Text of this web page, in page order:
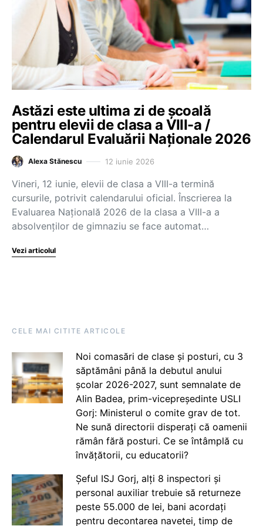
Astăzi este ultima zi de școală
pentru elevii de clasa a VIII-a /
Calendarul Evaluării Naționale 2026
Alexa Stănescu 12 iunie 2026
Vineri, 12 iunie, elevii de clasa a VIII-a termină
cursurile, potrivit calendarului oficial. Înscrierea la
Evaluarea Națională 2026 de la clasa a VIII-a a
absolvenților de gimnaziu se face automat…
Vezi articolul
CELE MAI CITITE ARTICOLE
Noi comasări de clase și posturi, cu 3
săptămâni până la debutul anului
școlar 2026-2027, sunt semnalate de
Alin Badea, prim-vicepreședinte USLI
Gorj: Ministerul o comite grav de tot.
Ne sună directorii disperați că oamenii
rămân fără posturi. Ce se întâmplă cu
învățătorii, cu educatorii?
Șeful ISJ Gorj, alți 8 inspectori și
personal auxiliar trebuie să returneze
peste 55.000 de lei, bani acordați
pentru decontarea navetei, timp de